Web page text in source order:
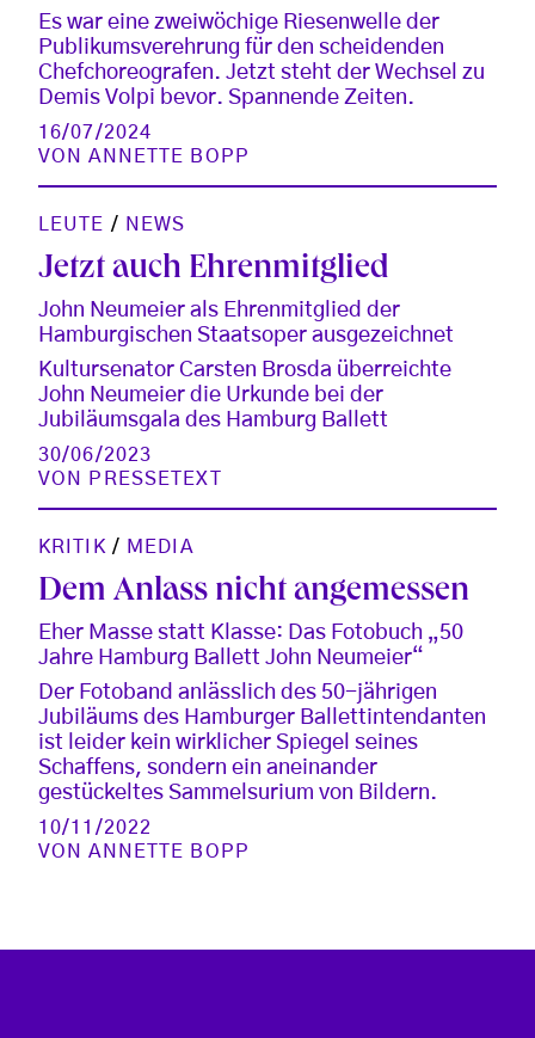
Es war eine zweiwöchige Riesenwelle der
Publikumsverehrung für den scheidenden
Chefchoreografen. Jetzt steht der Wechsel zu
Demis Volpi bevor. Spannende Zeiten.
16/07/2024
VONANNETTE BOPP
LEUTE / NEWS
Jetzt auch Ehrenmitglied
John Neumeier als Ehrenmitglied der
Hamburgischen Staatsoper ausgezeichnet
Kultursenator Carsten Brosda überreichte
John Neumeier die Urkunde bei der
Jubiläumsgala des Hamburg Ballett
30/06/2023
VON
PRESSETEXT
KRITIK / MEDIA
Dem Anlass nicht angemessen
Eher Masse statt Klasse: Das Fotobuch „50
Jahre Hamburg Ballett John Neumeier“
Der Fotoband anlässlich des 50-jährigen
Jubiläums des Hamburger Ballettintendanten
ist leider kein wirklicher Spiegel seines
Schaffens, sondern ein aneinander
gestückeltes Sammelsurium von Bildern.
10/11/2022
VONANNETTE BOPP